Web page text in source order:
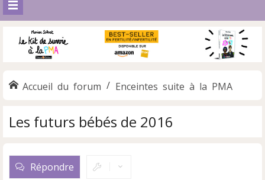
Accueil du forum Enceintes suite à la PMA
Les futurs bébés de 2016
Répondre